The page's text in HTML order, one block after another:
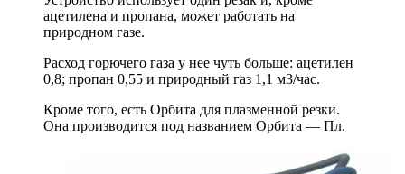
ацетилена и пропана, может работать на
природном газе.
Расход горючего газа у нее чуть больше: ацетилен
0,8; пропан 0,55 и природный газ 1,1 м3/час.
Кроме того, есть Орбита для плазменной резки.
Она производится под названием Орбита — Пл.